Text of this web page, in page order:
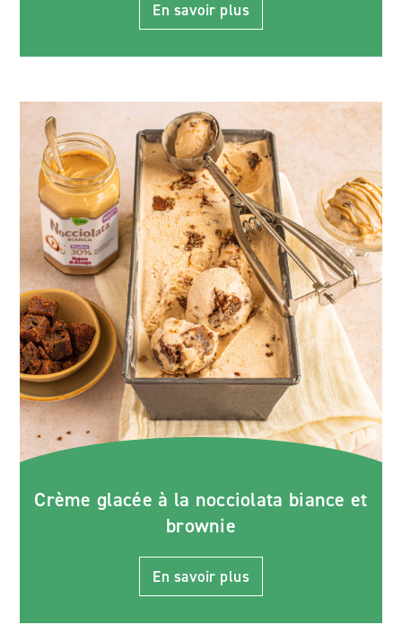
En savoir plus
Crème glacée à la nocciolata biance et
brownie
En savoir plus